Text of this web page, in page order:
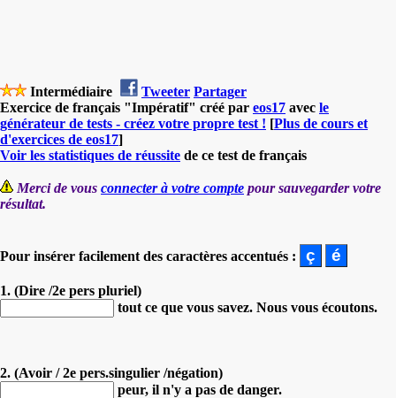
Intermédiaire Tweeter Partager
Exercice de français "Impératif" créé par eos17 avec le
générateur de tests - créez votre propre test ! [Plus de cours et
d'exercices de eos17]
Voir les statistiques de réussite de ce test de français
Merci de vous connecter à votre compte pour sauvegarder votre
résultat.
Pour insérer facilement des caractères accentués :
1. (Dire /2e pers pluriel)
tout ce que vous savez. Nous vous écoutons.
2. (Avoir / 2e pers.singulier /négation)
peur, il n'y a pas de danger.